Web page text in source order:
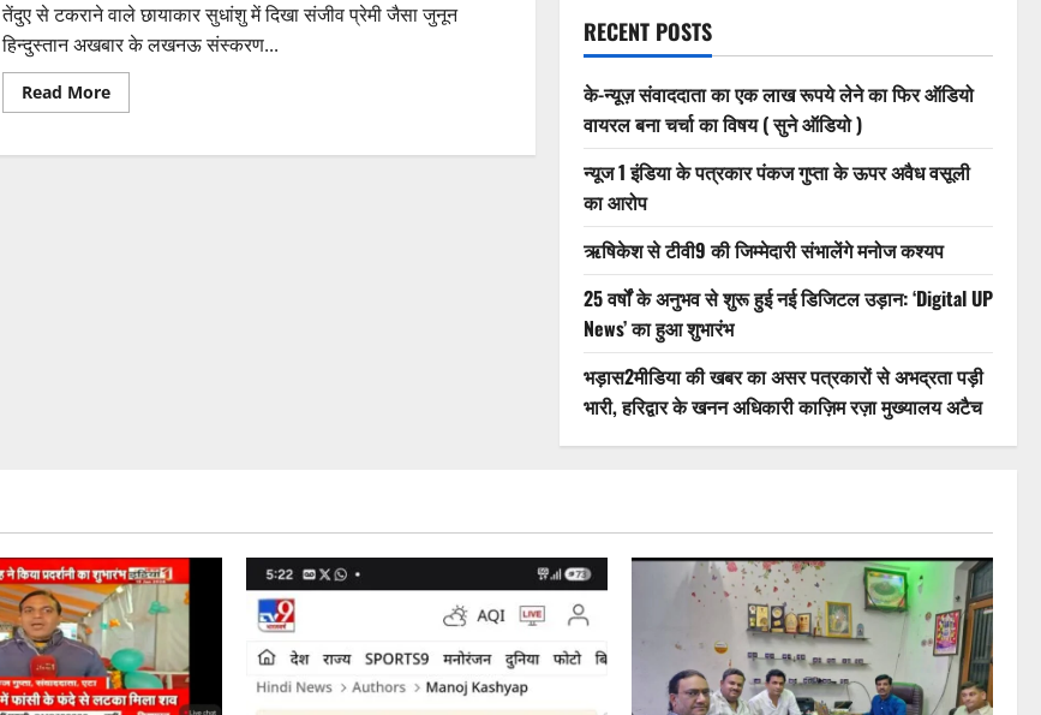
तेंदुए से टकराने वाले छायाकार सुधांशु में दिखा संजीव प्रेमी जैसा जुनून
हिन्दुस्तान अखबार के लखनऊ संस्करण...
Read MoreRead
more
अखबार
RECENT POSTS
के-न्यूज़ संवाददाता का एक लाख रूपये लेने का फिर ऑडियो
वायरल बना चर्चा का विषय ( सुने ऑडियो )
न्यूज 1 इंडिया के पत्रकार पंकज गुप्ता के ऊपर अवैध वसूली
का आरोप
ऋषिकेश से टीवी9 की जिम्मेदारी संभालेंगे मनोज कश्यप
25 वर्षों के अनुभव से शुरू हुई नई डिजिटल उड़ान: ‘Digital UP
News’ का हुआ शुभारंभ
भड़ास2मीडिया की खबर का असर पत्रकारों से अभद्रता पड़ी
भारी, हरिद्वार के खनन अधिकारी काज़िम रज़ा मुख्यालय अटैच